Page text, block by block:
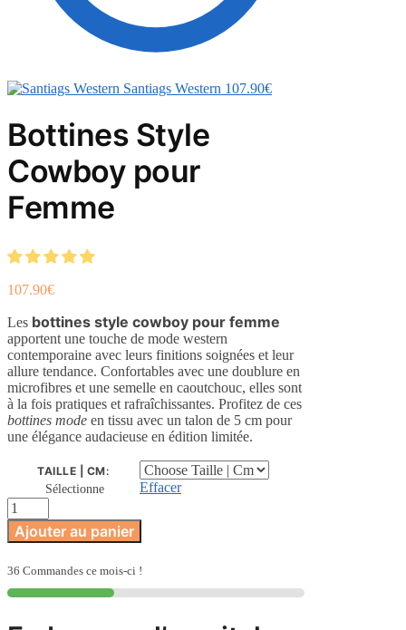
Santiags Western 107.90€
Bottines Style
Cowboy pour
Femme
107.90€
Les bottines style cowboy pour femme
apportent une touche de mode western
contemporaine avec leurs finitions soignées et leur
allure tendance. Confortables avec une doublure en
microfibres et une semelle en caoutchouc, elles sont
à la fois pratiques et rafraîchissantes. Profitez de ces
bottines mode en tissu avec un talon de 5 cm pour
une élégance audacieuse en édition limitée.
TAILLE | CM:
Sélectionne
Effacer
quantité
de
Bottines
Cowboy
pour
Femme
Ajouter au panier
36 Commandes ce mois-ci !